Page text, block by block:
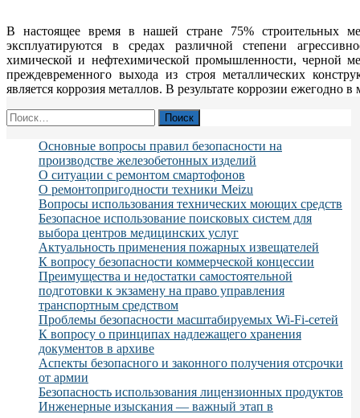
В настоящее время в нашей стране 75% строительных
эксплуатируются в средах различной степени
химической и нефтехимической промышленности, черной
преждевременного выхода из строя металлических
является коррозия металлов. В результате коррозии
Найти:
Основные вопросы правил безопасности на
производстве железобетонных изделий
О ситуации с ремонтом смартофонов
О ремонтопригодности техники Meizu
Вопросы использования технических моющих средств
Безопасное использование поисковых систем для
выбора центров медицинских услуг
Актуальность применения пожарных извещателей
К вопросу безопасности коммерческой концессии
Преимущества и недостатки самостоятельной
подготовки к экзамену на право управления
транспортным средством
Проблемы безопасности масштабируемых Wi-Fi-сетей
К вопросу о принципах надлежащего хранения
документов в архиве
Аспекты безопасного и законного получения отсрочки
от армии
Безопасность использования лицензионных продуктов
Инженерные изыскания — важный этап в